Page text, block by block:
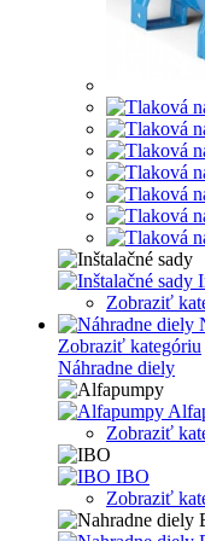
Zobraziť
Zobraziť kategóriu
Náhradne diely
Zobraziť
IBO
Zobraziť